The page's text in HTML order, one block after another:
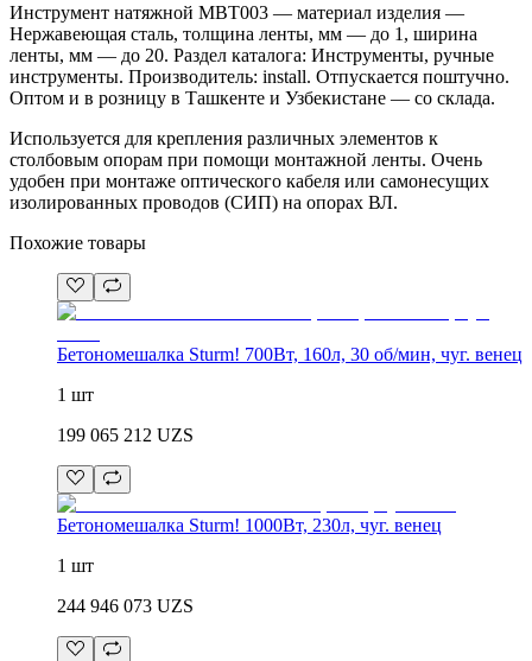
Инструмент натяжной MBT003 — материал изделия —
Нержавеющая сталь, толщина ленты, мм — до 1, ширина
ленты, мм — до 20. Раздел каталога: Инструменты, ручные
инструменты. Производитель: install. Отпускается поштучно.
Оптом и в розницу в Ташкенте и Узбекистане — со склада.
Используется для крепления различных элементов к
столбовым опорам при помощи монтажной ленты. Очень
удобен при монтаже оптического кабеля или самонесущих
изолированных проводов (СИП) на опорах ВЛ.
Похожие товары
Бетономешалка Sturm! 700Вт, 160л, 30 об/мин, чуг. венец
1 шт
199 065 212 UZS
Бетономешалка Sturm! 1000Вт, 230л, чуг. венец
1 шт
244 946 073 UZS